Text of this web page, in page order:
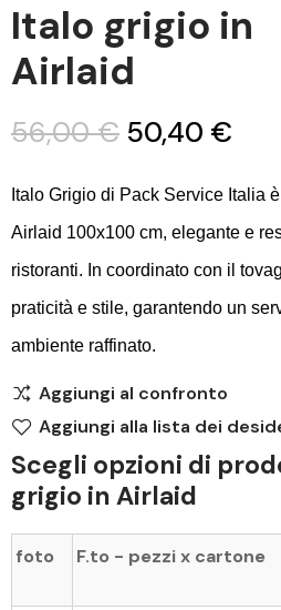
Italo grigio in
Airlaid
56,00 € 50,40 €
Italo Grigio di Pack Service Italia
Airlaid 100x100 cm, elegante e
ristoranti. In coordinato con il
praticità e stile, garantendo un
ambiente raffinato.
Aggiungi al confronto
Aggiungi alla lista dei
Scegli opzioni di
grigio in Airlaid
foto F.to - pezzi x cartone